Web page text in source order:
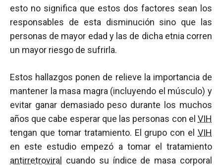
esto no significa que estos dos factores sean los
responsables de esta disminución sino que las
personas de mayor edad y las de dicha etnia corren
un mayor riesgo de sufrirla.
Estos hallazgos ponen de relieve la importancia de
mantener la masa magra (incluyendo el músculo) y
evitar ganar demasiado peso durante los muchos
años que cabe esperar que las personas con el VIH
tengan que tomar tratamiento. El grupo con el VIH
en este estudio empezó a tomar el tratamiento
antirretroviral
cuando su índice de masa corporal